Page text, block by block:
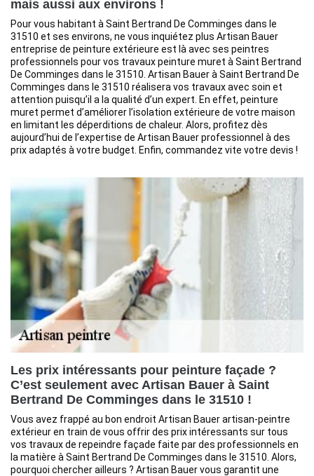
mais aussi aux environs !
Pour vous habitant à Saint Bertrand De Comminges dans le
31510 et ses environs, ne vous inquiétez plus Artisan Bauer
entreprise de peinture extérieure est là avec ses peintres
professionnels pour vos travaux peinture muret à Saint Bertrand
De Comminges dans le 31510. Artisan Bauer à Saint Bertrand De
Comminges dans le 31510 réalisera vos travaux avec soin et
attention puisqu’il a la qualité d’un expert. En effet, peinture
muret permet d’améliorer l’isolation extérieure de votre maison
en limitant les déperditions de chaleur. Alors, profitez dès
aujourd’hui de l’expertise de Artisan Bauer professionnel à des
prix adaptés à votre budget. Enfin, commandez vite votre devis !
Les prix intéressants pour peinture façade ?
C’est seulement avec Artisan Bauer à Saint
Bertrand De Comminges dans le 31510 !
Vous avez frappé au bon endroit Artisan Bauer artisan-peintre
extérieur en train de vous offrir des prix intéressants sur tous
vos travaux de repeindre façade faite par des professionnels en
la matière à Saint Bertrand De Comminges dans le 31510. Alors,
pourquoi chercher ailleurs ? Artisan Bauer vous garantit une